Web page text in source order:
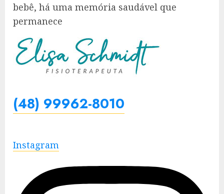
bebê, há uma memória saudável que
permanece
(48) 99962-8010
Instagram